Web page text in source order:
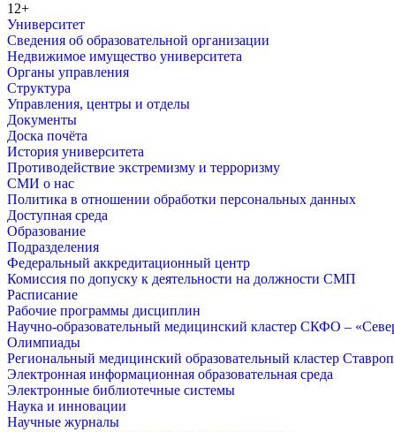
12+
Университет
Сведения об образовательной организации
Недвижимое имущество университета
Органы управления
Структура
Управления, центры и отделы
Документы
Доска почёта
История университета
Противодействие экстремизму и терроризму
СМИ о нас
Политика в отношении обработки персональных данных
Доступная среда
Образование
Подразделения
Федеральный аккредитационный центр
Комиссия по допуску к деятельности на должности СМП
Расписание
Рабочие программы дисциплин
Научно-образовательный медицинский кластер СКФО –
Олимпиады
Региональный медицинский образовательный кластер
Электронная информационная образовательная среда
Электронные библиотечные системы
Наука и инновации
Научные журналы